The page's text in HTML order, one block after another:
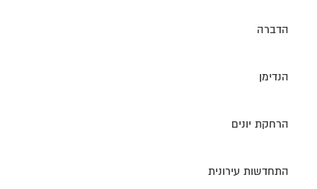
הדברה
הנדימן
הרחקת יונים
התחדשות עירונית